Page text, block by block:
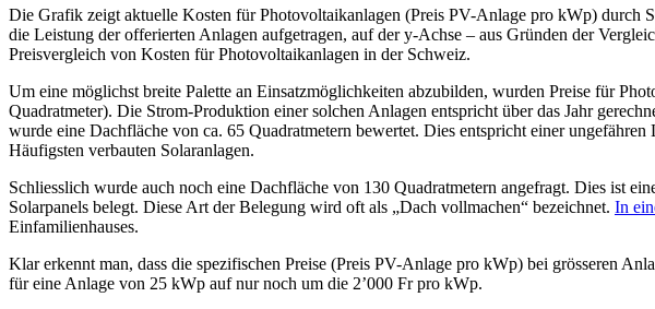
Die Grafik zeigt aktuelle Kosten für Photovoltaikanlagen (Preis PV-Anlage pro kWp) durch
die Leistung der offerierten Anlagen aufgetragen, auf der y-Achse – aus Gründen der
Preisvergleich von Kosten für Photovoltaikanlagen in der Schweiz.
Um eine möglichst breite Palette an Einsatzmöglichkeiten abzubilden, wurden Preise für
Quadratmeter). Die Strom-Produktion einer solchen Anlagen entspricht über das Jahr
wurde eine Dachfläche von ca. 65 Quadratmetern bewertet. Dies entspricht einer
Häufigsten verbauten Solaranlagen.
Schliesslich wurde auch noch eine Dachfläche von 130 Quadratmetern angefragt. Dies ist
Solarpanels belegt. Diese Art der Belegung wird oft als „Dach vollmachen“ bezeichnet. In
Einfamilienhauses.
Klar erkennt man, dass die spezifischen Preise (Preis PV-Anlage pro kWp) bei grösseren
für eine Anlage von 25 kWp auf nur noch um die 2’000 Fr pro kWp.